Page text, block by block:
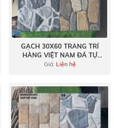
GẠCH 30X60 TRANG TRÍ
HÀNG VIỆT NAM ĐÁ TỰ
NHIÊN
Giá: Liện hệ